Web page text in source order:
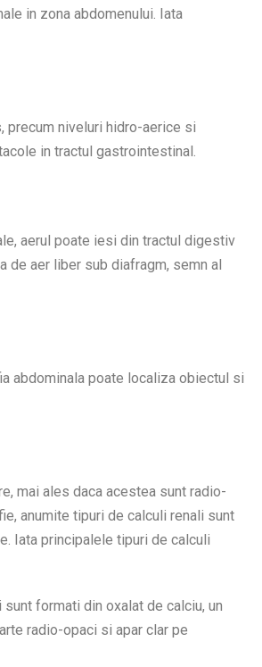
in zona abdomenului. Iata
precum niveluri hidro-aerice si
in tractul gastrointestinal.
aerul poate iesi din tractul digestiv
de aer liber sub diafragm, semn al
abdominala poate localiza obiectul si
mai ales daca acestea sunt radio-
anumite tipuri de calculi renali sunt
Iata principalele tipuri de calculi
formati din oxalat de calciu, un
radio-opaci si apar clar pe